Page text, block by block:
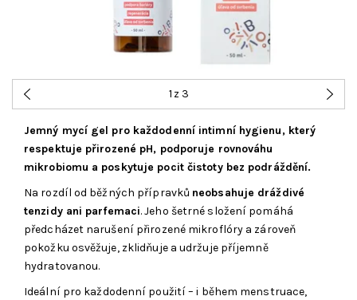
1 z 3
Jemný mycí gel pro každodenní intimní hygienu, který
respektuje přirozené pH, podporuje rovnováhu
mikrobiomu a poskytuje pocit čistoty bez podráždění.
Na rozdíl od běžných přípravků neobsahuje dráždivé
tenzidy ani parfemaci. Jeho šetrné složení pomáhá
předcházet narušení přirozené mikroflóry a zároveň
pokožku osvěžuje, zklidňuje a udržuje příjemně
hydratovanou.
Ideální pro každodenní použití – i během menstruace,